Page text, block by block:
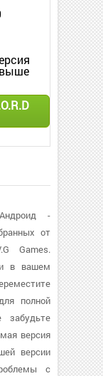
выше
-
от
Games.
в вашем
полной
забудьте
версия
версии
с